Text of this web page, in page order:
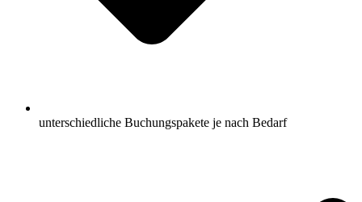
unterschiedliche Buchungspakete je nach Bedarf